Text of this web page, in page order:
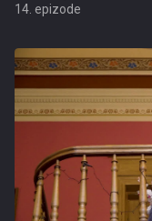
14. epizode